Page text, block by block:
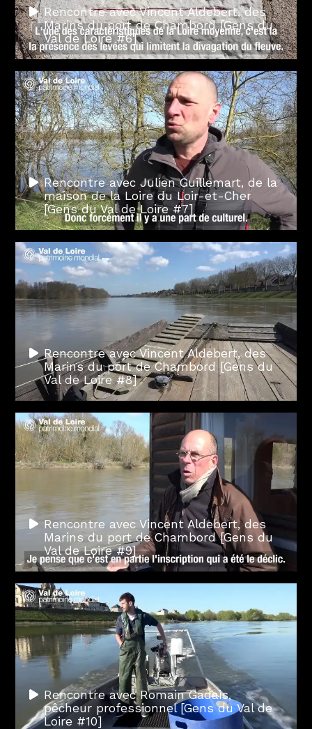
Rencontre avec Vincent Aldebert, des
Marins du port de Chambord [Gens du
Val de Loire #6]
Rencontre avec Julien Guillemart, de la
maison de la Loire du Loir-et-Cher
[Gens du Val de Loire #7]
Rencontre avec Vincent Aldebert, des
Marins du port de Chambord [Gens du
Val de Loire #8]
Rencontre avec Vincent Aldebert, des
Marins du port de Chambord [Gens du
Val de Loire #9]
Rencontre avec Romain Gadais,
pêcheur professionnel [Gens du Val de
Loire #10]